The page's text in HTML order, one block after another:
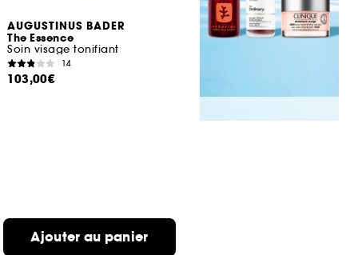
AUGUSTINUS BADER
The Essence
Soin visage tonifiant
14
103,00€
Ajouter au panier